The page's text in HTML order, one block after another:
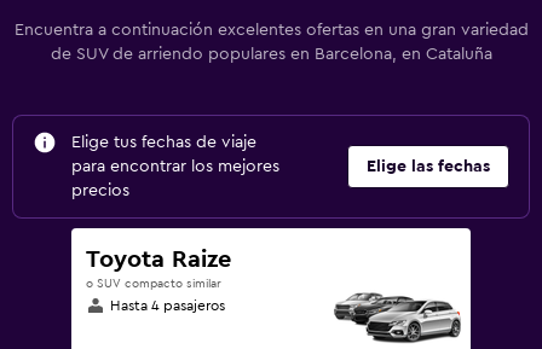
Encuentra a continuación excelentes ofertas en una gran variedad
de SUV de arriendo populares en Barcelona, en Cataluña
Elige tus fechas de viaje
para encontrar los mejores
precios
Elige las fechas
Toyota Raize
o SUV compacto similar
Hasta 4 pasajeros